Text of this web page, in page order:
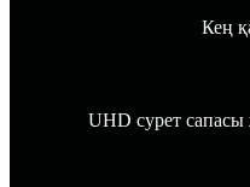
Кең
UHD сурет